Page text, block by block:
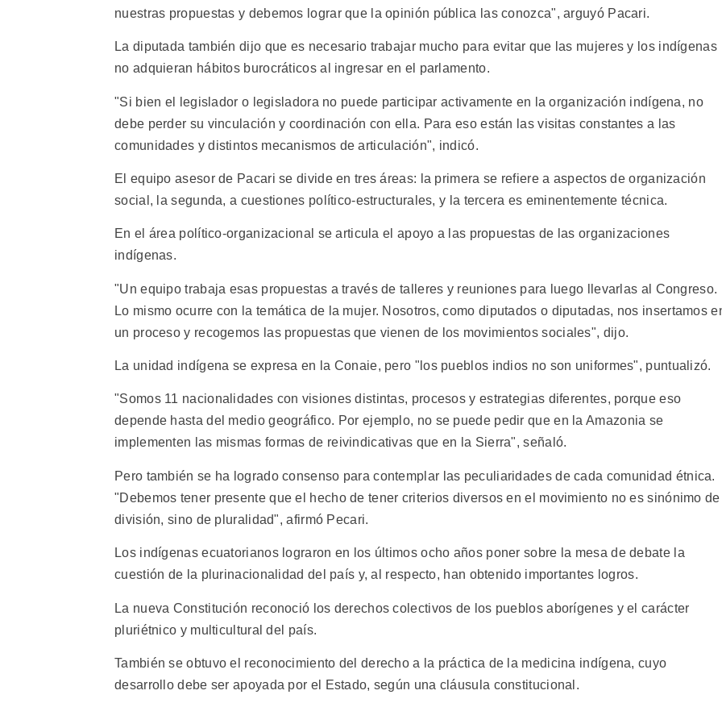
nuestras propuestas y debemos lograr que la opinión pública las conozca", arguyó Pacari.
La diputada también dijo que es necesario trabajar mucho para evitar que las mujeres y los indígenas
no adquieran hábitos burocráticos al ingresar en el parlamento.
"Si bien el legislador o legisladora no puede participar activamente en la organización indígena, no
debe perder su vinculación y coordinación con ella. Para eso están las visitas constantes a las
comunidades y distintos mecanismos de articulación", indicó.
El equipo asesor de Pacari se divide en tres áreas: la primera se refiere a aspectos de organización
social, la segunda, a cuestiones político-estructurales, y la tercera es eminentemente técnica.
En el área político-organizacional se articula el apoyo a las propuestas de las organizaciones
indígenas.
"Un equipo trabaja esas propuestas a través de talleres y reuniones para luego llevarlas al Congreso.
Lo mismo ocurre con la temática de la mujer. Nosotros, como diputados o diputadas, nos insertamos
un proceso y recogemos las propuestas que vienen de los movimientos sociales", dijo.
La unidad indígena se expresa en la Conaie, pero "los pueblos indios no son uniformes", puntualizó.
"Somos 11 nacionalidades con visiones distintas, procesos y estrategias diferentes, porque eso
depende hasta del medio geográfico. Por ejemplo, no se puede pedir que en la Amazonia se
implementen las mismas formas de reivindicativas que en la Sierra", señaló.
Pero también se ha logrado consenso para contemplar las peculiaridades de cada comunidad étnica.
"Debemos tener presente que el hecho de tener criterios diversos en el movimiento no es sinónimo de
división, sino de pluralidad", afirmó Pecari.
Los indígenas ecuatorianos lograron en los últimos ocho años poner sobre la mesa de debate la
cuestión de la plurinacionalidad del país y, al respecto, han obtenido importantes logros.
La nueva Constitución reconoció los derechos colectivos de los pueblos aborígenes y el carácter
pluriétnico y multicultural del país.
También se obtuvo el reconocimiento del derecho a la práctica de la medicina indígena, cuyo
desarrollo debe ser apoyada por el Estado, según una cláusula constitucional.